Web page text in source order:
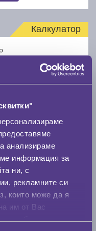
анализираме
информация за
ни, с
рекламните си
които може да я
им от Вас
Калкулатор